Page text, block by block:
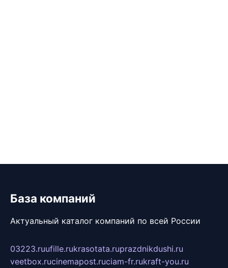
База компаний
Актуальный каталог компаний по всей России
03223.ruufille.rukrasotata.ruprazdnikdushi.ru
veetbox.rucinemapost.ruciam-fr.rukraft-you.ru